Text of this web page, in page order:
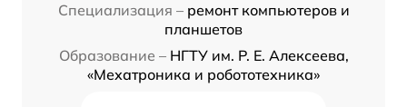
Специализация – ремонт компьютеров и
планшетов
Образование – НГТУ им. Р. Е. Алексеева,
«Мехатроника и робототехника»